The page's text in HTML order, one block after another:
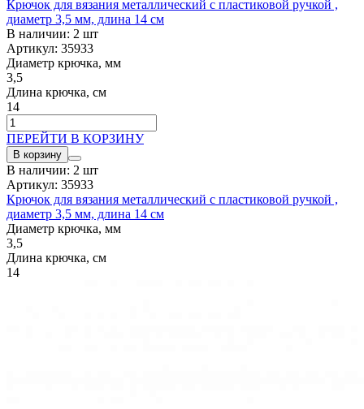
Крючок для вязания металлический с пластиковой ручкой ,
диаметр 3,5 мм, длина 14 см
В наличии: 2 шт
Артикул: 35933
Диаметр крючка, мм
3,5
Длина крючка, см
14
ПЕРЕЙТИ В КОРЗИНУ
В корзину
В наличии: 2 шт
Артикул: 35933
Крючок для вязания металлический с пластиковой ручкой ,
диаметр 3,5 мм, длина 14 см
Диаметр крючка, мм
3,5
Длина крючка, см
14